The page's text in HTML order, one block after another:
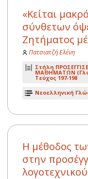
«Κείται
σύνθετων
Ζητήματος
Πατσιατζή Ελένη
Στήλη
ΜΑΘΗΜΑΤΩΝ
Τεύχος 197-198
Νεοελληνική
Η μέθοδος
στην